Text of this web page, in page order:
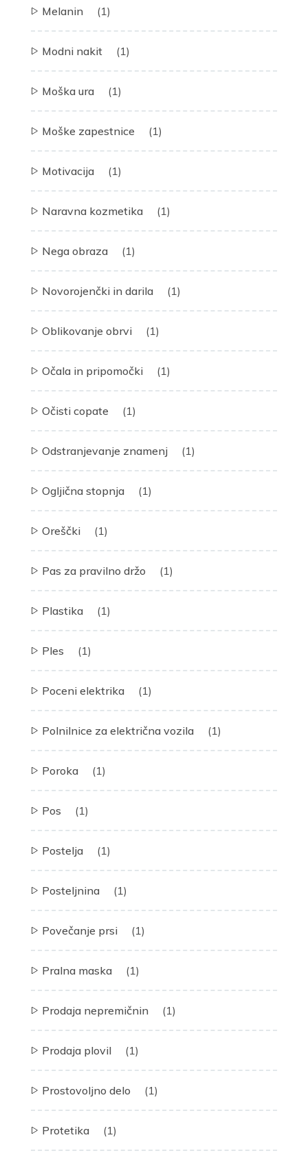
Melanin (1)
Modni nakit (1)
Moška ura (1)
Moške zapestnice (1)
Motivacija (1)
Naravna kozmetika (1)
Nega obraza (1)
Novorojenčki in darila (1)
Oblikovanje obrvi (1)
Očala in pripomočki (1)
Očisti copate (1)
Odstranjevanje znamenj (1)
Ogljična stopnja (1)
Oreščki (1)
Pas za pravilno držo (1)
Plastika (1)
Ples (1)
Poceni elektrika (1)
Polnilnice za električna vozila (1)
Poroka (1)
Pos (1)
Postelja (1)
Posteljnina (1)
Povečanje prsi (1)
Pralna maska (1)
Prodaja nepremičnin (1)
Prodaja plovil (1)
Prostovoljno delo (1)
Protetika (1)